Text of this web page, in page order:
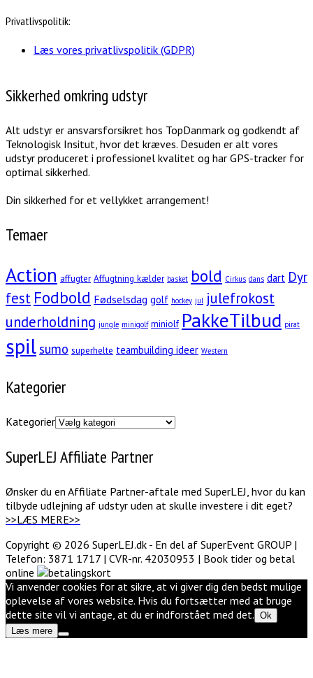
Privatlivspolitik:
Læs vores privatlivspolitik (GDPR)
Sikkerhed omkring udstyr
Alt udstyr er ansvarsforsikret hos TopDanmark og godkendt af
Teknologisk Insitut, hvor det kræves. Desuden er alt vores
udstyr produceret i professionel kvalitet og har GPS-tracker for
optimal sikkerhed.
Din sikkerhed for et vellykket arrangement!
Temaer
Action affugter Affugtning kælder basket bold Cirkus dans dart Dyr
fest Fodbold Fødselsdag golf hockey jul julefrokost
underholdning jungle minigolf miniolf PakkeTilbud pirat
spilsumo superhelte teambuilding ideer Western
Kategorier
Kategorier
SuperLEJ Affiliate Partner
Ønsker du en Affiliate Partner-aftale med SuperLEJ, hvor du kan
tilbyde udlejning af udstyr uden at skulle investere i dit eget?
>>LÆS MERE>>
Copyright © 2026 SuperLEJ.dk - En del af SuperEvent GROUP |
Telefon: 3871 1717 | CVR-nr. 42030953 | Book tider og betal
online
Vi anvender cookies for at sikre, at vi giver dig den bedst mulige
oplevelse af vores website. Hvis du fortsætter med at bruge
dette site vil vi antage, at du er indforstået med det. Ok
Læs mere